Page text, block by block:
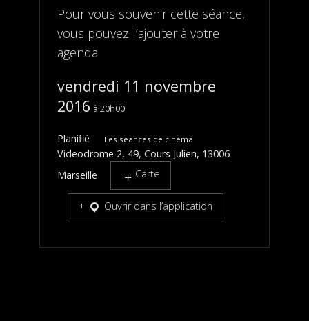
Pour vous souvenir cette séance,
vous pouvez l’ajouter à votre
agenda
vendredi 11 novembre
2016
20h00
Planifié Les séances de cinéma
Videodrome 2, 49, Cours Julien, 13006
Marseille
Carte
Ouvrir dans l’application